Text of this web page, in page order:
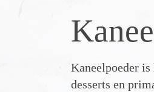
Kaneelpoeder
desserts en